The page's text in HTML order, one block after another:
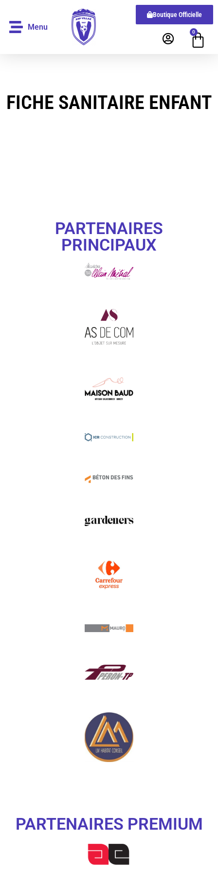
Menu
Boutique Officielle
0
FICHE SANITAIRE ENFANT
PARTENAIRES
PRINCIPAUX
PARTENAIRES PREMIUM